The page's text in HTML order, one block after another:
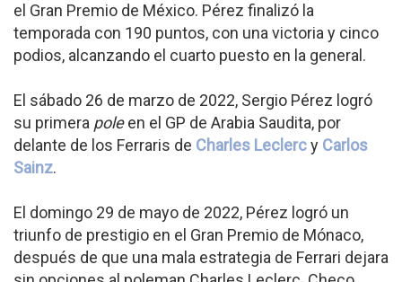
el Gran Premio de México. Pérez finalizó la
temporada con 190 puntos, con una victoria y cinco
podios, alcanzando el cuarto puesto en la general.
El sábado 26 de marzo de 2022, Sergio Pérez logró
su primera poleen el GP de Arabia Saudita, por
delante de los Ferraris de Charles Leclercy Carlos
Sainz.
El domingo 29 de mayo de 2022, Pérez logró un
triunfo de prestigio en el Gran Premio de Mónaco,
después de que una mala estrategia de Ferrari dejara